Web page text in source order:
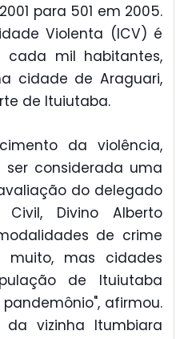
para 501 em 2005.
Violenta (ICV) é
cada mil habitantes,
cidade de Araguari,
de Ituiutaba.
da violência,
considerada uma
do delegado
Divino Alberto
de crime
muito, mas cidades
de Ituiutaba
afirmou.
vizinha Itumbiara